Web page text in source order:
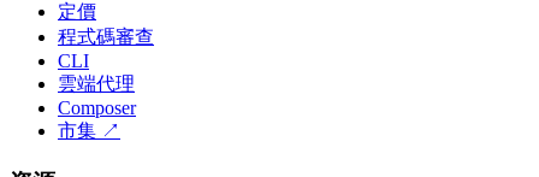
定價
程式碼審查
CLI
雲端代理
Composer
市集 ↗